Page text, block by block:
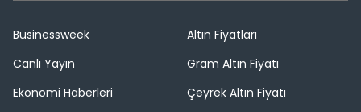
Businessweek
Canlı Yayın
Ekonomi Haberleri
Altın Fiyatları
Gram Altın Fiyatı
Çeyrek Altın Fiyatı